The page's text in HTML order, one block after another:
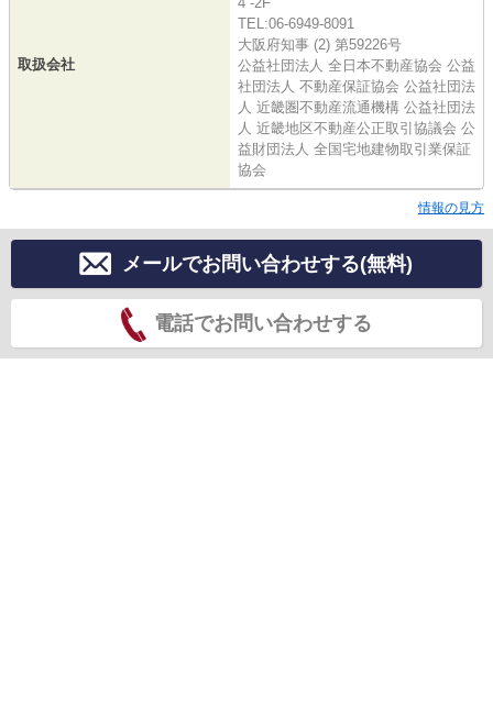
取扱会社
TEL:06-6949-8091
大阪府知事 (2) 第59226号
公益社団法人 全日本不動産協会 公益
社団法人 不動産保証協会 公益社団法
人 近畿圏不動産流通機構 公益社団法
人 近畿地区不動産公正取引協議会 公
益財団法人 全国宅地建物取引業保証
協会
情報の見方
メールでお問い合わせする(無料)
電話でお問い合わせする